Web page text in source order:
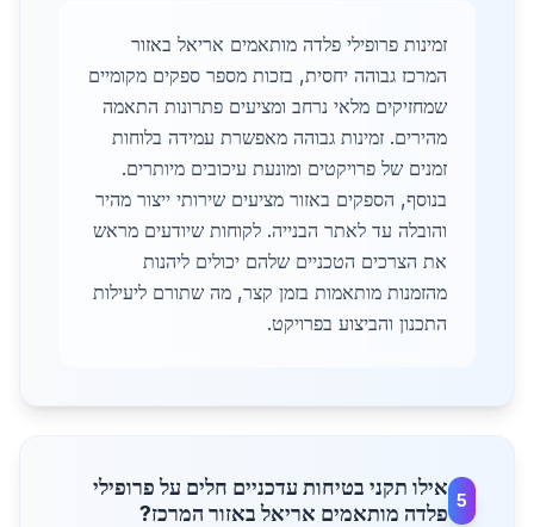
זמינות פרופילי פלדה מותאמים אריאל באזור
המרכז גבוהה יחסית, בזכות מספר ספקים מקומיים
שמחזיקים מלאי נרחב ומציעים פתרונות התאמה
מהירים. זמינות גבוהה מאפשרת עמידה בלוחות
זמנים של פרויקטים ומונעת עיכובים מיותרים.
בנוסף, הספקים באזור מציעים שירותי ייצור מהיר
והובלה עד לאתר הבנייה. לקוחות שיודעים מראש
את הצרכים הטכניים שלהם יכולים ליהנות
מהזמנות מותאמות בזמן קצר, מה שתורם ליעילות
התכנון והביצוע בפרויקט.
5
אילו תקני בטיחות עדכניים חלים על פרופילי
פלדה מותאמים אריאל באזור המרכז?